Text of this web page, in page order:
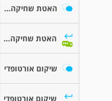
האטת שחיקה עתידית
האטת שחיקה עתידית
שיקום אורטופדי
שיקום אורטופדי